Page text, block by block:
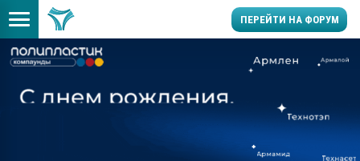
ПЕРЕЙТИ НА ФОРУМ
заводу пластмасс"